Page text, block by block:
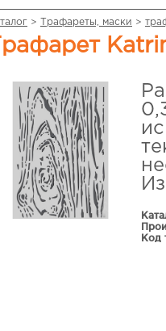
> Трафареты, маски >
Трафарет
Код